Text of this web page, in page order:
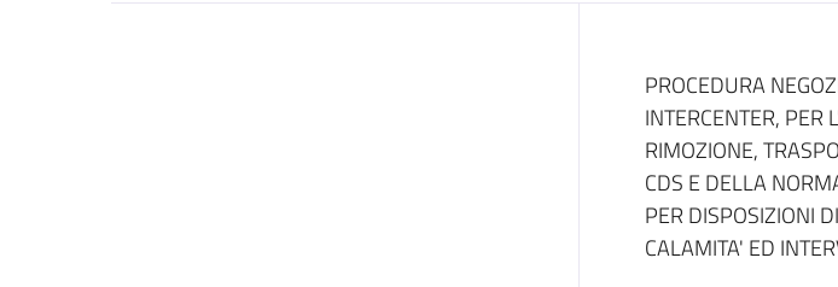
Dati del
PROCEDURA
INTERCENTER, PER
RIMOZIONE,
CDS E DELLA
PER DISPOSIZIONI
CALAMITA' ED